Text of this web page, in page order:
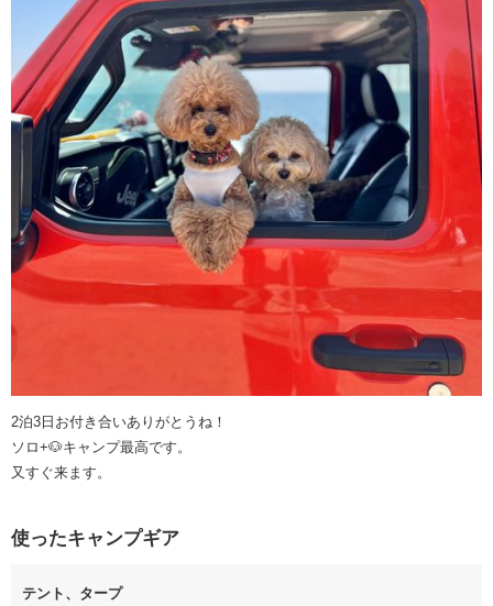
2泊3日お付き合いありがとうね！
ソロ+🐶キャンプ最高です。
又すぐ来ます。
使ったキャンプギア
テント、タープ